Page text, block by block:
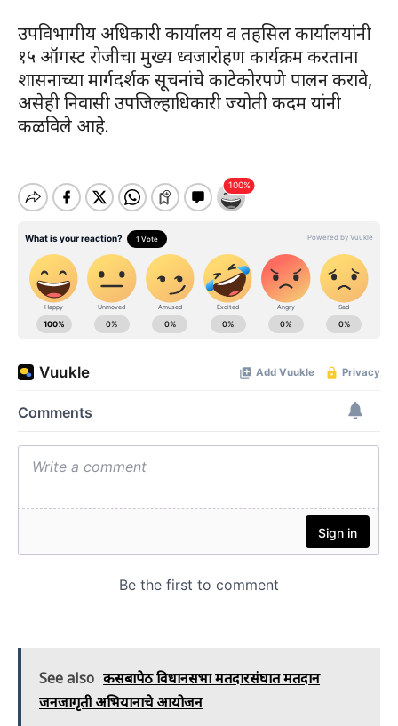
उपविभागीय अधिकारी कार्यालय व तहसिल कार्यालयांनी
१५ ऑगस्ट रोजीचा मुख्य ध्वजारोहण कार्यक्रम करताना
शासनाच्या मार्गदर्शक सूचनांचे काटेकोरपणे पालन करावे,
असेही निवासी उपजिल्हाधिकारी ज्योती कदम यांनी
कळविले आहे.
See also कसबापेठ विधानसभा मतदारसंघात मतदान
जनजागृती अभियानाचे आयोजन